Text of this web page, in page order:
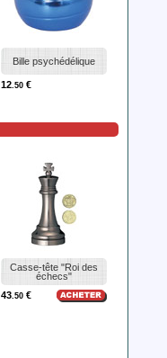
Bille psychédélique
12 .50 €
Casse-tête "Roi des
échecs"
43 .50 €